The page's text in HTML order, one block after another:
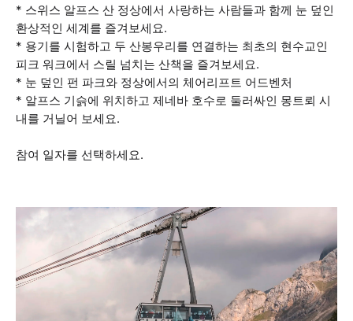
* 스위스 알프스 산 정상에서 사랑하는 사람들과 함께 눈 덮인
환상적인 세계를 즐겨보세요.
* 용기를 시험하고 두 산봉우리를 연결하는 최초의 현수교인
피크 워크에서 스릴 넘치는 산책을 즐겨보세요.
* 눈 덮인 펀 파크와 정상에서의 체어리프트 어드벤처
* 알프스 기슭에 위치하고 제네바 호수로 둘러싸인 몽트뢰 시
내를 거닐어 보세요.
참여 일자를 선택하세요.